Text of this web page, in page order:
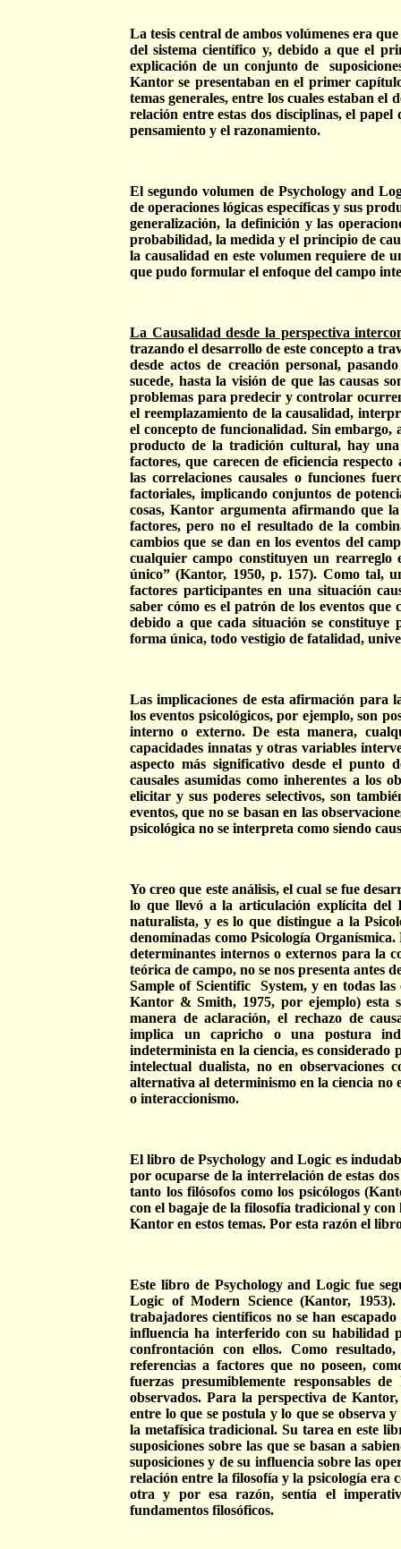
La tesis central de ambos volúmenes era
del sistema científico y, debido a que el
explicación de un conjunto de
Kantor se presentaban en el primer
temas generales, entre los cuales estaban
relación entre estas dos disciplinas, el
pensamiento y el razonamiento.
El segundo volumen de Psychology and
de operaciones lógicas específicas y sus
generalización, la definición y las
probabilidad, la medida y el principio de
la causalidad en este volumen requiere de
que pudo formular el enfoque del campo
La Causalidad desde la perspectiva
trazando el desarrollo de este concepto a
desde actos de creación personal,
sucede, hasta la visión de que las causas
problemas para predecir y controlar
el reemplazamiento de la causalidad,
el concepto de funcionalidad. Sin embargo,
producto de la tradición cultural, hay
factores, que carecen de eficiencia
las correlaciones causales o funciones
factoriales, implicando conjuntos de
cosas, Kantor argumenta afirmando que
factores, pero no el resultado de la
cambios que se dan en los eventos del
cualquier campo constituyen un rearreglo
único” (Kantor, 1950, p. 157). Como tal,
factores participantes en una situación
saber cómo es el patrón de los eventos
debido a que cada situación se constituye
forma única, todo vestigio de fatalidad,
Las implicaciones de esta afirmación para
los eventos psicológicos, por ejemplo, son
interno o externo. De esta manera,
capacidades innatas y otras variables
aspecto más significativo desde el punto
causales asumidas como inherentes a los
elicitar y sus poderes selectivos, son
eventos, que no se basan en las
psicológica no se interpreta como siendo
Yo creo que este análisis, el cual se fue
lo que llevó a la articulación explícita del
naturalista, y es lo que distingue a la
denominadas como Psicología
determinantes internos o externos para la
teórica de campo, no se nos presenta antes
Sample of Scientific
System, y en todas
Kantor & Smith, 1975, por ejemplo) esta
manera de aclaración, el rechazo de
implica un capricho o una postura
indeterminista en la ciencia, es
intelectual dualista, no en observaciones
alternativa al determinismo en la ciencia no
o interaccionismo.
El libro de Psychology and Logic es
por ocuparse de la interrelación de estas
tanto los filósofos como los psicólogos
con el bagaje de la filosofía tradicional y
Kantor en estos temas. Por esta razón el
Este libro de Psychology and Logic fue
Logic of Modern Science (Kantor,
trabajadores científicos no se han
influencia ha interferido con su habilidad
confrontación con ellos. Como
referencias a factores que no poseen,
fuerzas presumiblemente responsables
observados. Para la perspectiva de
entre lo que se postula y lo que se observa
la metafísica tradicional. Su tarea en este
suposiciones sobre las que se basan a
suposiciones y de su influencia sobre las
relación entre la filosofía y la psicología era
otra y por esa razón, sentía el
fundamentos filosóficos.